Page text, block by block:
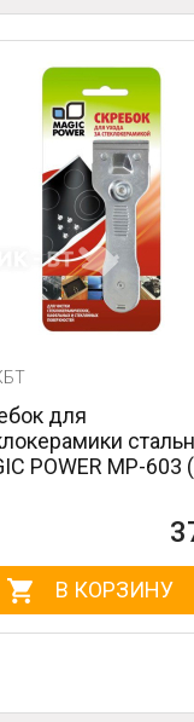
стальной
MP-603 (1